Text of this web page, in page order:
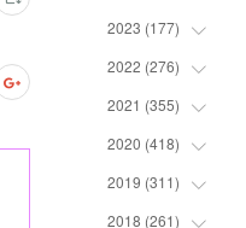
(7)
(11
(8)
(6)
(8)
( 7)
(12
(12
(13
(6)
(5)
(3)
(13
(13
(10
(13
(11
(11
2023 (177)
(20
(10
(11
(13
(15
2022 (276)
(17
(16
(21
(21
2021 (355)
(19
(12
(16
2020 (418)
(44
(59
2019 (311)
(25
2018 (261)